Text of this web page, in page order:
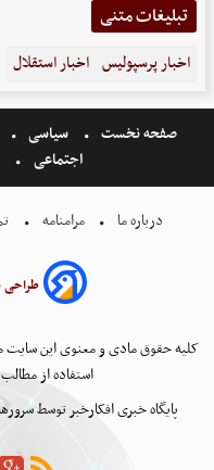
تبلیغات متنی
اخبار پرسپولیس اخبار استقلال
صفحه نخست سیاسی
اجتماعی
درباره ما مرامنامه
طراحی
کلیه حقوق مادی و معنوی این سایت
استفاده از
پایگاه خبری افکارخبر توسط